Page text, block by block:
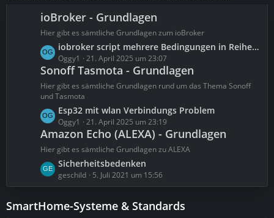
ioBroker - Grundlagen
Hier gibt es sämtliche Grundlagen zum ioBroker
L
e
t
z
t
e
B
e
i
r
e
iobroker script mehrere Bedingungen in Reihenfolge
Oggy1 21. April 2025 um 23:07
Sonoff Tasmota - Grundlagen
Hier gibt es sämtliche Grundlagen rund um das Thema Sonoff
und Tasmota
L
e
t
z
e
i
Esp32 mit wlan Verbindungs Problem
Oggy1 21. April 2025 um 23:19
Amazon Echo (ALEXA) - Grundlagen
Hier gibt es sämtliche Grundlagen zu ALEXA
L
e
t
z
Sicherheitsbedenken
geschild 5. Juli 2021 um 15:56
SmartHome-Systeme & Standards